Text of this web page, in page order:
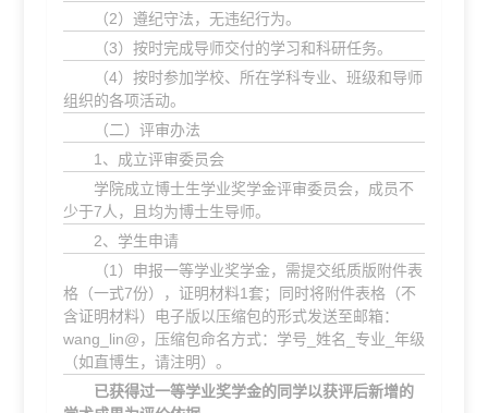
（2）遵纪守法，无违纪行为。
（3）按时完成导师交付的学习和科研任务。
（4）按时参加学校、所在学科专业、班级和导师
组织的各项活动。
（二）评审办法
1、成立评审委员会
学院成立博士生学业奖学金评审委员会，成员不
少于7人，且均为博士生导师。
2、学生申请
（1）申报一等学业奖学金，需提交纸质版附件表
格（一式7份），证明材料1套；同时将附件表格（不
含证明材料）电子版以压缩包的形式发送至邮箱：
wang_lin@，压缩包命名方式：学号_姓名_专业_年级
（如直博生，请注明）。
已获得过一等学业奖学金的同学以获评后新增的